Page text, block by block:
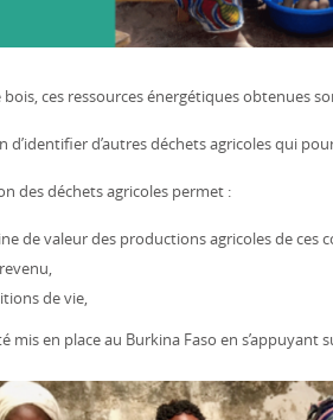
ces ressources énergétiques obtenues
d’identifier d’autres déchets agricoles qui
des déchets agricoles permet :
de valeur des productions agricoles de ces
de vie,
mis en place au Burkina Faso en